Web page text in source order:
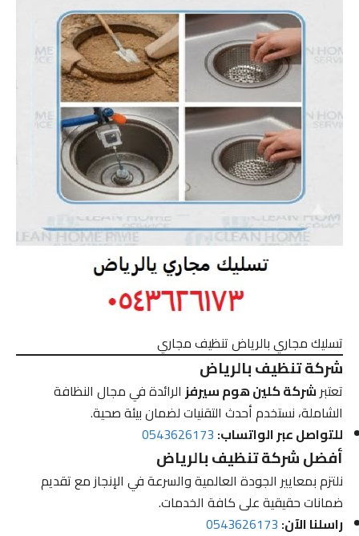
تسليك مجاري بالرياض تنظيف مجاري
شركة تنظيف بالرياض
تعتبرشركة كلين هوم سيرفزالرائدة في مجال النظافة
الشاملة، نستخدم أحدث التقنيات لضمان بيئة صحية.
للتواصل عبر الواتساب:0543626173
أفضل شركة تنظيف بالرياض
نلتزم بمعايير الجودة العالمية والسرعة في الإنجاز مع تقديم
ضمانات حقيقية على كافة الخدمات.
راسلنا الآن:0543626173